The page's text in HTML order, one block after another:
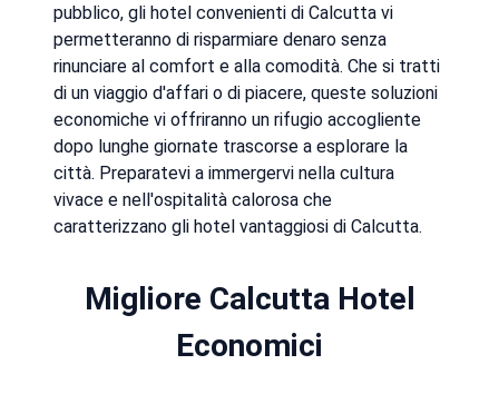
pubblico, gli hotel convenienti di Calcutta vi
permetteranno di risparmiare denaro senza
rinunciare al comfort e alla comodità. Che si tratti
di un viaggio d'affari o di piacere, queste soluzioni
economiche vi offriranno un rifugio accogliente
dopo lunghe giornate trascorse a esplorare la
città. Preparatevi a immergervi nella cultura
vivace e nell'ospitalità calorosa che
caratterizzano gli hotel vantaggiosi di Calcutta.
Migliore Calcutta Hotel
Economici